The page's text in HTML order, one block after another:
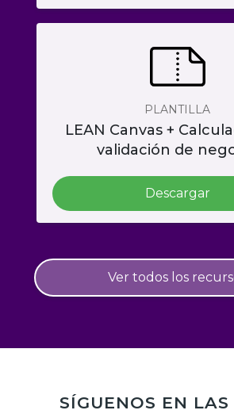
PLANTILLA
LEAN Canvas +
validación de
Descargar
Ver todos los
SÍGUENOS EN LAS